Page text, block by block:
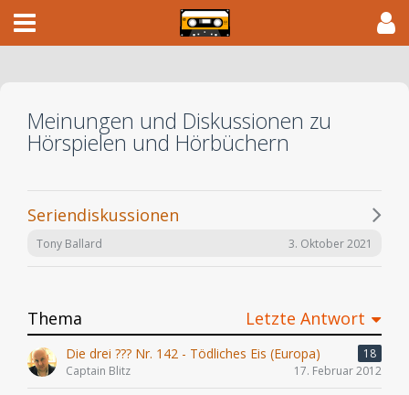
Meinungen und Diskussionen zu
Hörspielen und Hörbüchern
Seriendiskussionen
Tony Ballard 3. Oktober 2021
Thema Letzte Antwort
Die drei ??? Nr. 142 - Tödliches Eis (Europa)
18
Captain Blitz
17. Februar 2012